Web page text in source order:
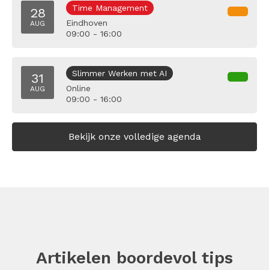
28
AUG
Time Management
Eindhoven
09:00 - 16:00
31
AUG
Slimmer Werken met AI
Online
09:00 - 16:00
Bekijk onze volledige agenda
Artikelen boordevol tips